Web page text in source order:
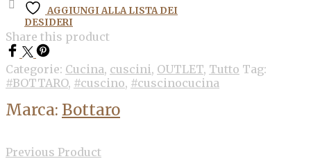
AGGIUNGI ALLA LISTA DEI
DESIDERI
Share this product
Categorie: Cucina, cuscini, OUTLET, Tutto Tag:
#BOTTARO, #cuscino, #cuscinocucina
Marca: Bottaro
Previous Product